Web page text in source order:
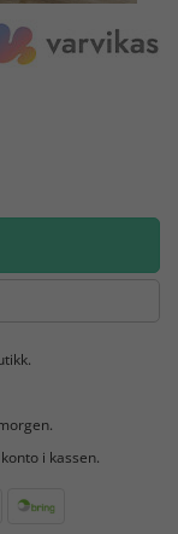
i kassen.